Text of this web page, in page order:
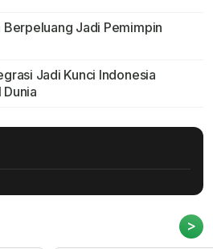
Berpeluang Jadi Pemimpin
Jadi Kunci Indonesia
>